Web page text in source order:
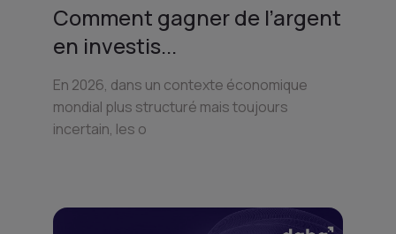
Comment gagner de l’argent
en investis...
En 2026, dans un contexte économique
mondial plus structuré mais toujours
incertain, les o